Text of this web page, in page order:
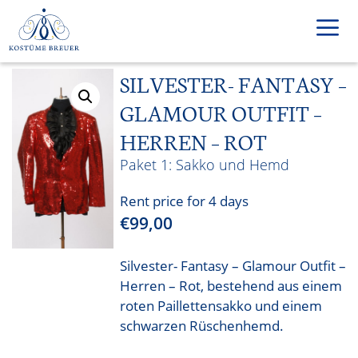
content
Menu
SILVESTER- FANTASY –
GLAMOUR OUTFIT –
HERREN – ROT
Sakko und Hemd
Rent price for 4 days
€99,00
Silvester- Fantasy – Glamour Outfit –
Herren – Rot, bestehend aus einem
roten Paillettensakko und einem
schwarzen Rüschenhemd.